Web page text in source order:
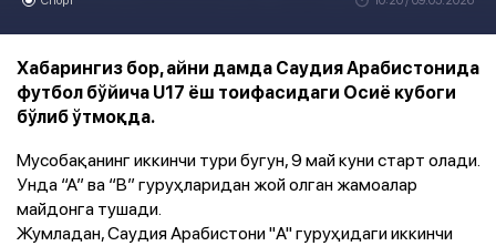
Хабарингиз бор, айни дамда Саудия Арабистонида
футбол бўйича U17 ёш тоифасидаги Осиё кубоги
бўлиб ўтмоқда.
Мусобақанинг иккинчи тури бугун, 9 май куни старт олади.
Унда “А” ва “B” гуруҳларидан жой олган жамоалар
майдонга тушади.
Жумладан, Саудия Арабистони "A" гуруҳидаги иккинчи